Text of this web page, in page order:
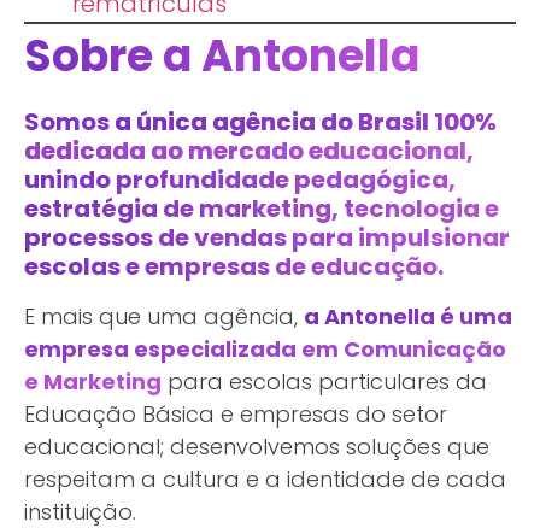
Sobre a Antonella
Somosa única agência do Brasil 100%
dedicada ao mercado educacional,
unindo profundidade pedagógica,
estratégia de marketing, tecnologia e
processos de vendas para impulsionar
escolas e empresas de educação.
E mais que uma agência, a Antonella é uma
empresa especializada em Comunicação
e Marketing para escolas particulares da
Educação Básica e empresas do setor
educacional; desenvolvemos soluções que
respeitam a cultura e a identidade de cada
instituição.